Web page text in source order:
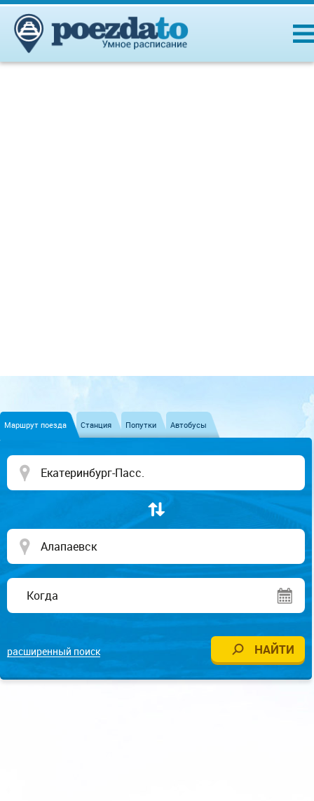
Маршрут поезда Станция Попутки Автобусы
расширенный поиск